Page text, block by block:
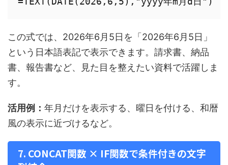
この式では、2026年6月5日を「2026年6月5日」
という日本語表記で表示できます。請求書、納品
書、報告書など、見た目を整えたい資料で活躍しま
す。
活用例： 年月だけを表示する、曜日を付ける、和暦
風の表示に近づけるなど。
7. CONCAT関数 × IF関数で条件付きの文字